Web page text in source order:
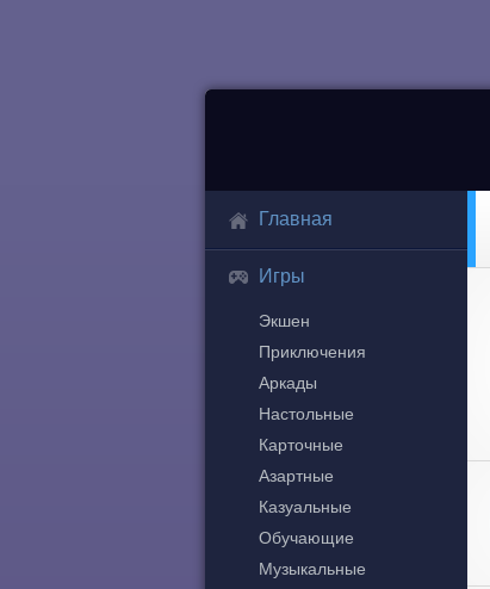
Главная
Игры
Экшен
Приключения
Аркады
Настольные
Карточные
Азартные
Казуальные
Обучающие
Музыкальные